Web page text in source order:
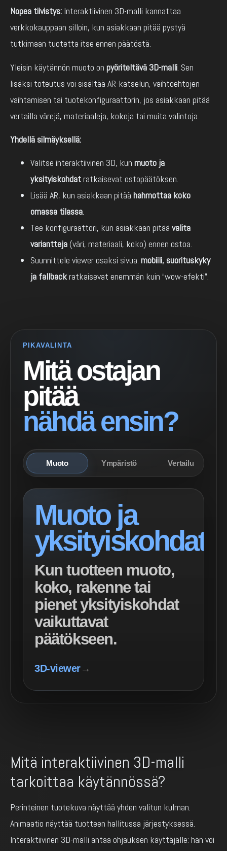
Nopea tiivistys: Interaktiivinen 3D-malli kannattaa
verkkokauppaan silloin, kun asiakkaan pitää pystyä
tutkimaan tuotetta itse ennen päätöstä.
Yleisin käytännön muoto on pyöriteltävä 3D-malli . Sen
lisäksi toteutus voi sisältää AR-katselun, vaihtoehtojen
vaihtamisen tai tuotekonfiguraattorin, jos asiakkaan pitää
vertailla värejä, materiaaleja, kokoja tai muita valintoja.
Yhdellä silmäyksellä:
Valitse interaktiivinen 3D, kun muoto ja
yksityiskohdatratkaisevat ostopäätöksen.
Lisää AR, kun asiakkaan pitää hahmottaa koko
omassa tilassa.
Tee konfiguraattori, kun asiakkaan pitää valita
variantteja (väri, materiaali, koko) ennen ostoa.
Suunnittele viewer osaksi sivua: mobiili, suorituskyky
ja fallbackratkaisevat enemmän kuin “wow-efekti”.
PIKAVALINTA
Mitä ostajan
pitää
nähdä ensin?
Muoto Ympäristö Vertailu
Muoto ja
yksityiskohdat
Kun tuotteen muoto,
koko, rakenne tai
pienet yksityiskohdat
vaikuttavat
päätökseen.
3D-viewer→
Mitä interaktiivinen 3D-malli
tarkoittaa käytännössä?
Perinteinen tuotekuva näyttää yhden valitun kulman.
Animaatio näyttää tuotteen hallitussa järjestyksessä.
Interaktiivinen 3D-malli antaa ohjauksen käyttäjälle: hän voi